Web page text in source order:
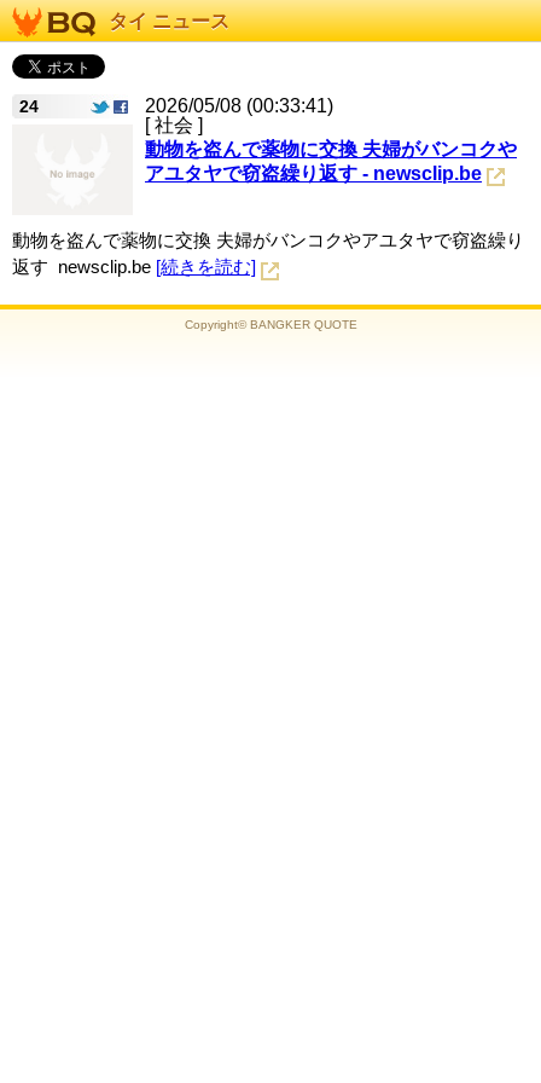
タイ ニュース
24
2026/05/08 (00:33:41)
[ 社会 ]
動物を盗んで薬物に交換 夫婦がバンコクや
アユタヤで窃盗繰り返す - newsclip.be
動物を盗んで薬物に交換 夫婦がバンコクやアユタヤで窃盗繰り
返す newsclip.be [続きを読む]
Copyright© BANGKER QUOTE